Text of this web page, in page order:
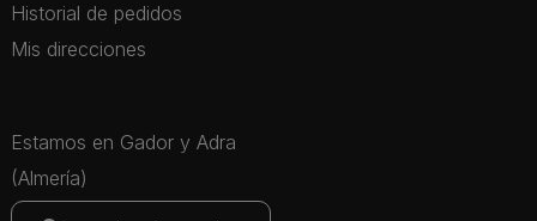
Historial de pedidos
Mis direcciones
Estamos en Gador y Adra
(Almería)